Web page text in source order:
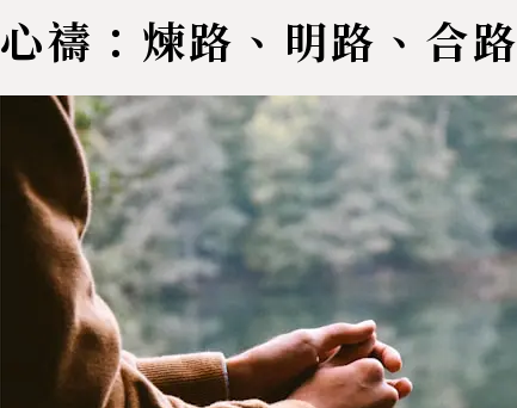
心禱：煉路、明路、合路